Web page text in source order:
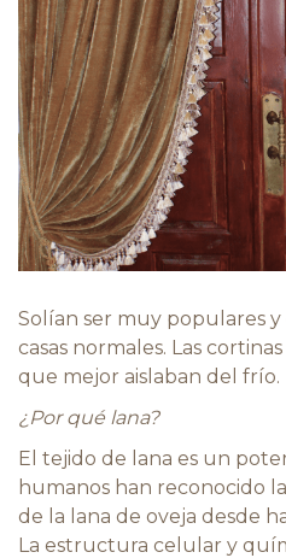
Solían ser muy populares
casas normales. Las
que mejor aislaban del frío.
¿Por qué lana?
El tejido de lana es un
humanos han reconocido
de la lana de oveja desde
La estructura celular y